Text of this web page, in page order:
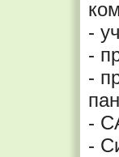
-
-
-
-
-